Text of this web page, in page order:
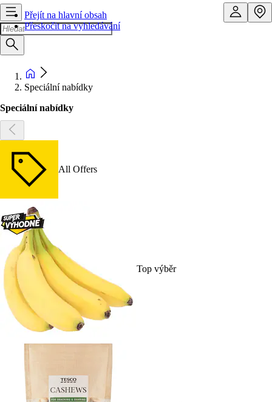
Přejít na hlavní obsah
Přeskočit na vyhledávání
Speciální nabídky
Speciální nabídky
All Offers
Top výběr